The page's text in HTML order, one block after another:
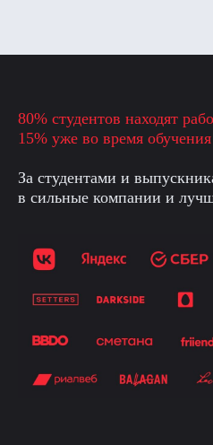
80% студентов находят
15% уже во время обучения
За студентами и
в сильные компании и